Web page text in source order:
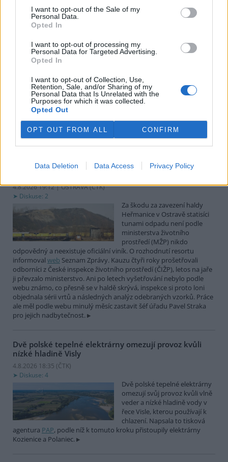
I want to opt-out of the Sale of my
Personal Data.
Opted In
I want to opt-out of processing my
Personal Data for Targeted Advertising.
Opted In
I want to opt-out of Collection, Use,
Retention, Sale, and/or Sharing of my
Personal Data that Is Unrelated with the
Purposes for which it was collected.
Opted Out
OPT OUT FROM ALL CONFIRM
Data Deletion Data Access Privacy Policy
5.8.2026 01:12 | ŘÍM (ČTK)
Diskuse: 2
měňavými krovkami, jejichž
původní domovinou je
Japonsko, se stávají čím dál
sadech a vinicích a zanechávají za sebou listy s vykousanými
mřížkami, což oslabuje rostliny a snižuje úrodu, napsala agentura
AP.
Ministerstvo v kauze haldy Heřmanice rozhodlo, že
4.8.2026 19:12 | OSTRAVA (ČTK)
Diskuse: 2
Za škodu za zavezení haldy
Heřmanice v Ostravě statisíci
tunami odpadu není podle
ministerstva životního
prostředí (MŽP) nikdo
odpovědný a neexistuje oficiální viník. O rozhodnutí resortu
informoval web Seznam Zprávy. Kauzu čtyři roky prošetřovali
odborníci z České inspekce životního prostředí (ČIŽP), letos na jaře
ji převzalo ministerstvo. Ani po letech vyšetřování nebylo podle
webu známo, co přesně se v haldě skrývá, inspekce si proto loni
objednala sérii vrtů a následných analýz odebraných vzorků. Práce
ale měl podle webu minulý měsíc zastavit šéf úřadu Pavel Straka
pro jejich nadbytečnost.
Dvě polské tepelné elektrárny omezují provoz kvůli
nízké hladině Visly
4.8.2026 18:35 (ČTK)
Diskuse: 4
Dvě polské tepelné elektrárny
omezují svůj provoz kvůli vlně
veder a nízké hladině vody v
řece Visle, kterou používají k
chlazení. Napsala to tisková
agentura PAP, podle níž k tomuto kroku přistoupily elektrárny
Kozienice a Polaniec.